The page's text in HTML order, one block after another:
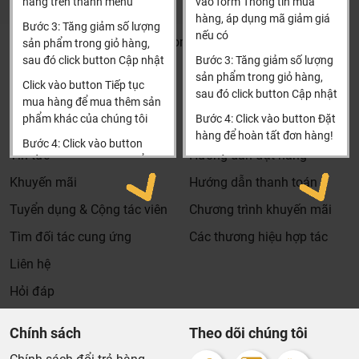
mà khách hàng nhận được. Bời vì Khali Nguyễn muốn
trở thành tri kỷ của ngôi nhà bạn.
phẩm đúng và phù hợp cũng như đưa ra các lời
khuyên, chú ý, hoặc chỉ ra các vấn khổng ổn nếu có
Bước 3: Tăng giảm số lượng
sản phẩm trong giỏ hàng,
sau đó click button Cập nhật
Click vào button Tiếp tục
mua hàng để mua thêm sản
phẩm khác của chúng tôi
Bước 4: Click vào button
Tiến hành thanh toán để
thanh toán đơn hàng của
Xin cảm ơn khách hàng!!!
hàng, áp dụng mã giảm giá
nếu có
Bước 3: Tăng giảm số lượng
sản phẩm trong giỏ hàng,
sau đó click button Cập nhật
Bước 4: Click vào button Đặt
hàng để hoàn tất đơn hàng!
Xin cảm ơn khách hàng!!!
Khalinguyen.vn@gmail.com
0904501766
Thông tin
Tìm đại lý & Hợp tác
Tin tức
Khuyến mãi
Tuyển dụng & Cộng tác viên
Tìm đối tác cung ứng
Liên hệ
Hỏi đáp
Thông tin thêm
Hướng dẫn mua hàng
Hướng dẫn đặt hàng
Hướng dẫn thanh toán
Chương trình khuyến mãi
Các thương hiệu hợp tác
Chính sách Theo dõi chúng tôi